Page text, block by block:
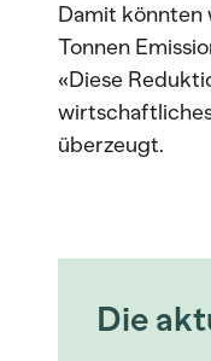
Damit könnten
Tonnen
«Diese
überzeugt.
Die